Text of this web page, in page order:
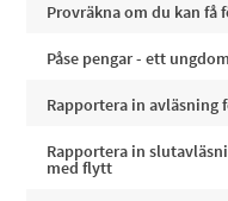
Provräkna om du kan få
Påse pengar - ett
Rapportera in avläsning
Rapportera in
med flytt